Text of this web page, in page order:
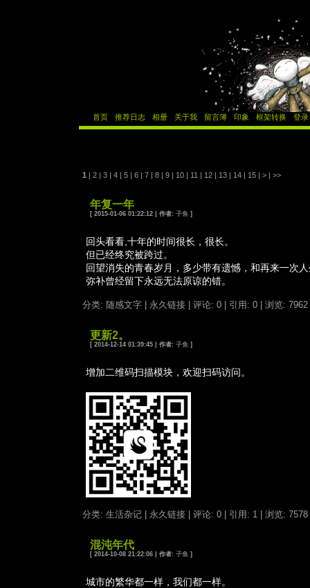
首页 推荐日志 相册 关于我 留言簿 印象 框架转换 登录
1 | 2 | 3 | 4 | 5 | 6 | 7 | 8 | 9 | 10 | 11 | 12 | 13 | 14 | 15 | > | >>
年复一年
[ 2015-01-06 01:22:12 | 作者: 子鱼]
回头看看,十年的时间很长，很长。
但已经终究被跨过。
回望消失的青春岁月，多少带有遗憾，和再来一次
弥补曾经留下永远无法原谅的错。
分类: 随感文字| 永久链接| 评论: 0| 引用: 0| 浏览: 7962
更新2。
[ 2014-12-14 01:39:45 | 作者: 子鱼]
增加二维码扫描模块，欢迎扫码访问。
分类: 生活杂记| 永久链接| 评论: 0| 引用: 1| 浏览: 7578
混沌年代
[ 2014-10-08 21:22:06 | 作者: 子鱼]
城市的繁华都一样，我们都一样。